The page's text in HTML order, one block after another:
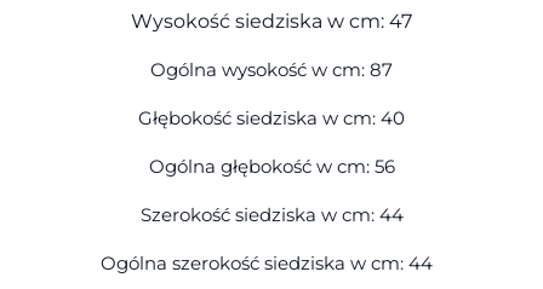
Wysokość siedziska w cm: 47
Ogólna wysokość w cm: 87
Głębokość siedziska w cm: 40
Ogólna głębokość w cm: 56
Szerokość siedziska w cm: 44
Ogólna szerokość siedziska w cm: 44